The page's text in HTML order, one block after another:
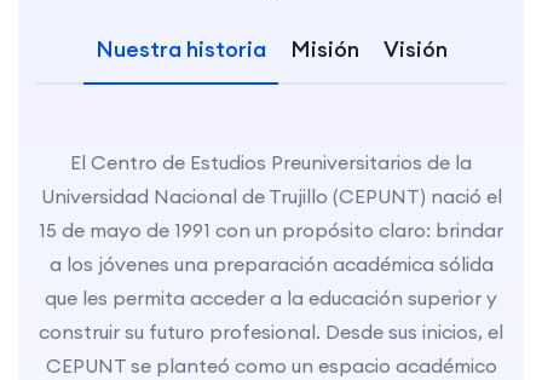
Nuestra historia Misión Visión
El Centro de Estudios Preuniversitarios de la
Universidad Nacional de Trujillo (CEPUNT) nació el
15 de mayo de 1991 con un propósito claro: brindar
a los jóvenes una preparación académica sólida
que les permita acceder a la educación superior y
construir su futuro profesional. Desde sus inicios, el
CEPUNT se planteó como un espacio académico